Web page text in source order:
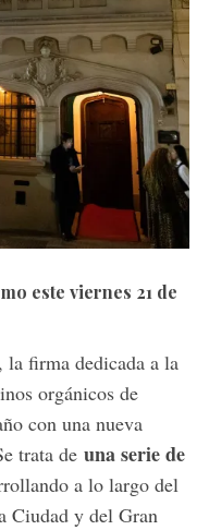
este viernes 21 de
la firma dedicada a la
orgánicos de
con una nueva
trata de una serie de
a lo largo del
Ciudad y del Gran